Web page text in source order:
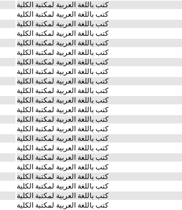
كتب باللغة العربية لمكتبة الكلية
كتب باللغة العربية لمكتبة الكلية
كتب باللغة العربية لمكتبة الكلية
كتب باللغة العربية لمكتبة الكلية
كتب باللغة العربية لمكتبة الكلية
كتب باللغة العربية لمكتبة الكلية
كتب باللغة العربية لمكتبة الكلية
كتب باللغة العربية لمكتبة الكلية
كتب باللغة العربية لمكتبة الكلية
كتب باللغة العربية لمكتبة الكلية
كتب باللغة العربية لمكتبة الكلية
كتب باللغة العربية لمكتبة الكلية
كتب باللغة العربية لمكتبة الكلية
كتب باللغة العربية لمكتبة الكلية
كتب باللغة العربية لمكتبة الكلية
كتب باللغة العربية لمكتبة الكلية
كتب باللغة العربية لمكتبة الكلية
كتب باللغة العربية لمكتبة الكلية
كتب باللغة العربية لمكتبة الكلية
كتب باللغة العربية لمكتبة الكلية
كتب باللغة العربية لمكتبة الكلية
كتب باللغة العربية لمكتبة الكلية